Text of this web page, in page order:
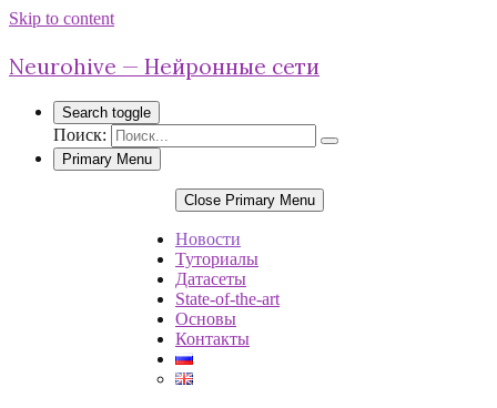
Skip to content
Neurohive — Нейронные сети
Search toggle
Поиск:
Primary Menu
Close Primary Menu
Новости
Туториалы
Датасеты
State-of-the-art
Основы
Контакты